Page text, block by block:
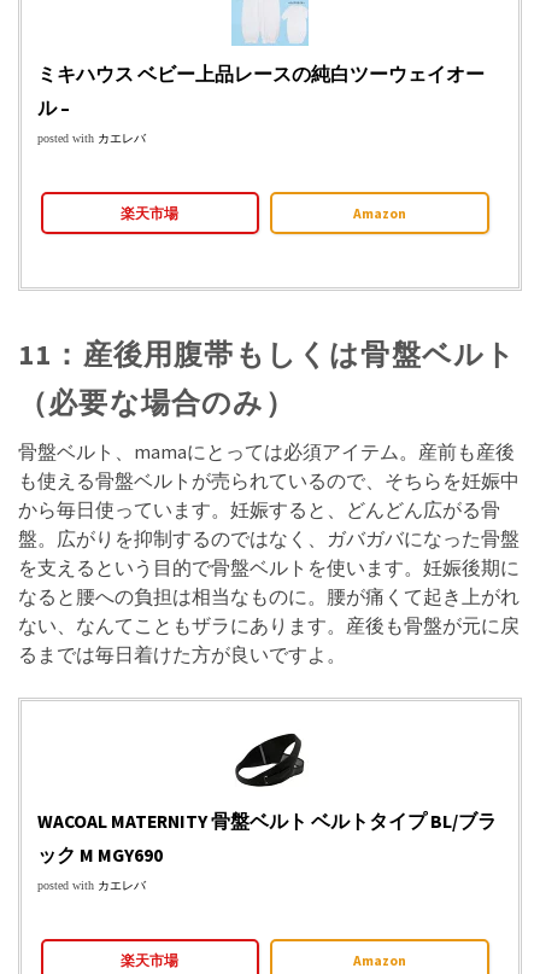
ミキハウス ベビー上品レースの純白ツーウェイオー
ル –
posted with カエレバ
楽天市場 Amazon
11：産後用腹帯もしくは骨盤ベルト
（必要な場合のみ）
骨盤ベルト、mamaにとっては必須アイテム。産前も産後
も使える骨盤ベルトが売られているので、そちらを妊娠中
から毎日使っています。妊娠すると、どんどん広がる骨
盤。広がりを抑制するのではなく、ガバガバになった骨盤
を支えるという目的で骨盤ベルトを使います。妊娠後期に
なると腰への負担は相当なものに。腰が痛くて起き上がれ
ない、なんてこともザラにあります。産後も骨盤が元に戻
るまでは毎日着けた方が良いですよ。
WACOAL MATERNITY 骨盤ベルト ベルトタイプ BL/ブラ
ック M MGY690
posted with カエレバ
楽天市場 Amazon